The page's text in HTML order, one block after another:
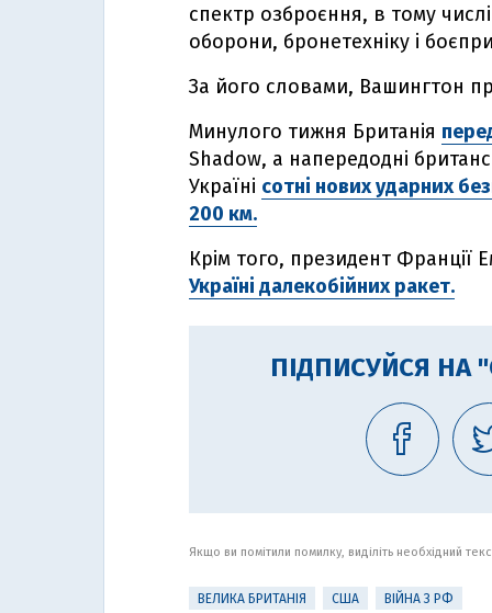
спектр озброєння, в тому
оборони, бронетехніку і
За його словами, Вашингтон
Минулого тижня Британія
Shadow, а напередодні
Україні сотні нових ударних
200 км.
Крім того, президент Франції
Україні далекобійних ракет.
ПІДПИСУЙСЯ НА
Якщо ви помітили помилку, виділіть необхідний
ВЕЛИКА БРИТАНІЯ США ВІЙНА З РФ